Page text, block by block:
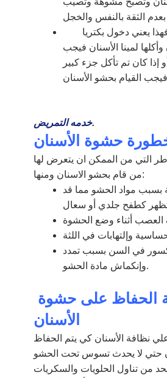
يعني دخول بكتريا
لمينا الأسنان فيجب
إذا كان تم تأكل جزء كبير
خدمه التمريض.
حشوة الأسنان
التي من الممكن ان يتعرض لها
من قام بحشو الاسنان ومنها:
مواد الحشو مما قد
في السن بسبب تمدد
وإنكماش مادة الحشو.
الحفاظ على حشوة
الأسنان
نظافة الأسنان كي يتم الحفاظ
حتي لا يحدث تسوس تحت الحشو
من تناول الحلويات والسكريات